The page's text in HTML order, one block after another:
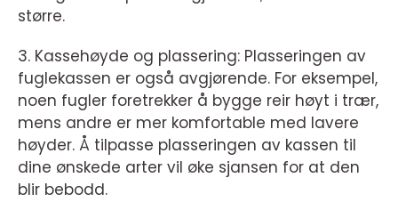
større.
3. Kassehøyde og plassering: Plasseringen av
fuglekassen er også avgjørende. For eksempel,
noen fugler foretrekker å bygge reir høyt i trær,
mens andre er mer komfortable med lavere
høyder. Å tilpasse plasseringen av kassen til
dine ønskede arter vil øke sjansen for at den
blir bebodd.